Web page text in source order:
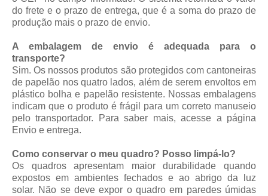
do frete e o prazo de entrega, que é a soma do prazo de
produção mais o prazo de envio.
A embalagem de envio é adequada para o
transporte?
Sim. Os nossos produtos são protegidos com cantoneiras
de papelão nos quatro lados, além de serem envoltos em
plástico bolha e papelão resistente. Nossas embalagens
indicam que o produto é frágil para um correto manuseio
pelo transportador. Para saber mais, acesse a página
Envio e entrega.
Como conservar o meu quadro? Posso limpá-lo?
Os quadros apresentam maior durabilidade quando
expostos em ambientes fechados e ao abrigo da luz
solar. Não se deve expor o quadro em paredes úmidas